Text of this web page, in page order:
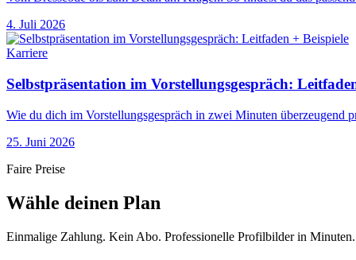
4. Juli 2026
Karriere
Selbstpräsentation im Vorstellungsgespräch:
Wie du dich im Vorstellungsgespräch in zwei Minuten überzeugend
25. Juni 2026
Faire Preise
Wähle deinen Plan
Einmalige Zahlung. Kein Abo. Professionelle Profilbilder in Minuten.